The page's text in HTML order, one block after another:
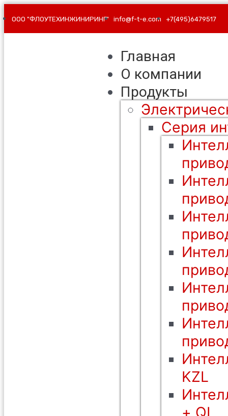
ООО "ФЛОУТЕХИНЖИНИРИНГ" info@f-t-e.com +7(495)6479517
Главная
О компании
Продукты
Серия
KZL
+ QL